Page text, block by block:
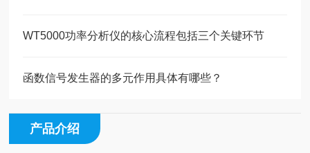
WT5000功率分析仪的核心流程包括三个关键环节
函数信号发生器的多元作用具体有哪些？
产品介绍